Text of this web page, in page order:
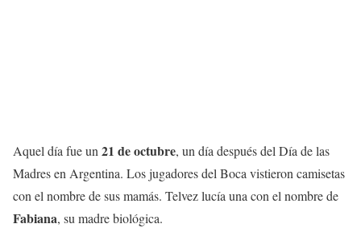
Aquel día fue un 21 de octubre, un día después del Día de las
Madres en Argentina. Los jugadores del Boca vistieron camisetas
con el nombre de sus mamás. Telvez lucía una con el nombre de
Fabiana, su madre biológica.